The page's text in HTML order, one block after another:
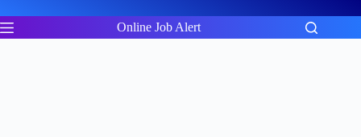
to
content
Online Job Alert